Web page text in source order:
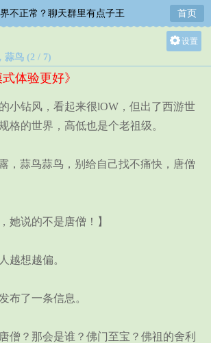
不正常？聊天群里有点子王 首页
设置
中
蒜鸟 (2 / 7)
体验更好》
钻风，看起来很lOW，但出了西游世
格的世界，高低也是个老祖级。
蒜鸟蒜鸟，别给自己找不痛快，唐僧
说的不是唐僧！】
想越偏。
了一条信息。
？那会是谁？佛门至宝？佛祖的舍利